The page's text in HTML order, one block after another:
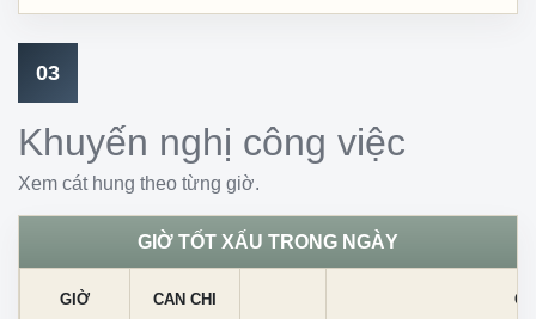
03
Khuyến nghị công việc
Xem cát hung theo từng giờ.
GIỜ TỐT XẤU TRONG NGÀY
GIỜ CAN CHI